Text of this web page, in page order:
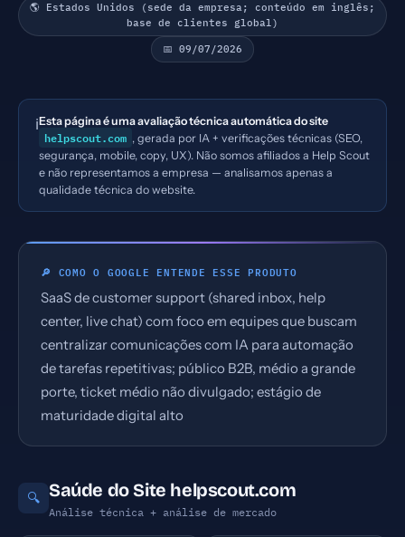
🌎 Estados Unidos (sede da empresa; conteúdo em inglês;
base de clientes global)
📅 09/07/2026
ℹ️Esta página é uma avaliação técnica automática do site
helpscout.com , gerada por IA + verificações técnicas (SEO,
segurança, mobile, copy, UX). Não somos afiliados a Help Scout
e não representamos a empresa — analisamos apenas a
qualidade técnica do website.
🔎 COMO O GOOGLE ENTENDE ESSE PRODUTO
SaaS de customer support (shared inbox, help
center, live chat) com foco em equipes que buscam
centralizar comunicações com IA para automação
de tarefas repetitivas; público B2B, médio a grande
porte, ticket médio não divulgado; estágio de
maturidade digital alto
🔍 Saúde do Site helpscout.com
Análise técnica + análise de mercado